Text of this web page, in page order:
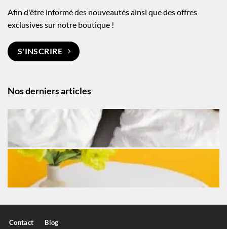
Nos derniers articles
Afin d'être informé des nouveautés ainsi que des offres
exclusives sur notre boutique !
S'INSCRIRE
Contact Blog